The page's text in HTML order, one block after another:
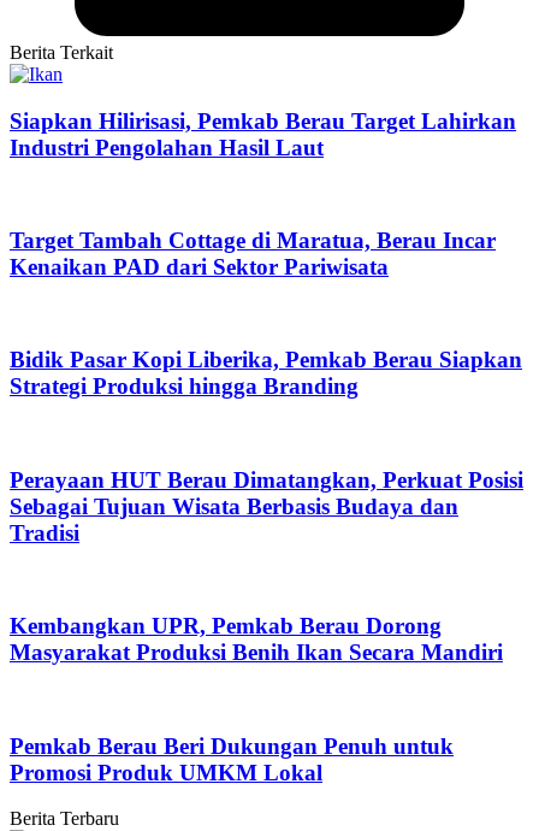
Berita Terkait
Siapkan Hilirisasi, Pemkab Berau Target Lahirkan
Industri Pengolahan Hasil Laut
Target Tambah Cottage di Maratua, Berau Incar
Kenaikan PAD dari Sektor Pariwisata
Bidik Pasar Kopi Liberika, Pemkab Berau Siapkan
Strategi Produksi hingga Branding
Perayaan HUT Berau Dimatangkan, Perkuat Posisi
Sebagai Tujuan Wisata Berbasis Budaya dan
Tradisi
Kembangkan UPR, Pemkab Berau Dorong
Masyarakat Produksi Benih Ikan Secara Mandiri
Pemkab Berau Beri Dukungan Penuh untuk
Promosi Produk UMKM Lokal
Berita Terbaru